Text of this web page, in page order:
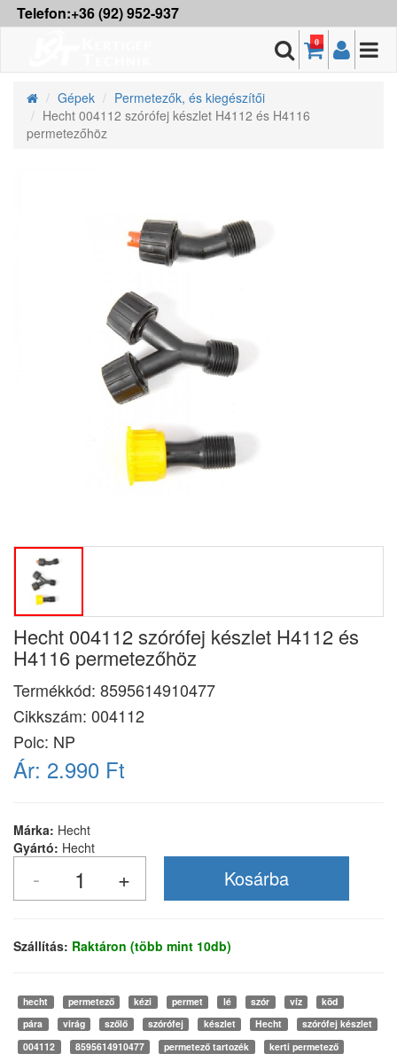
Telefon:+36 (92) 952-937
0
Gépek
Permetezők, és kiegészítői
Hecht 004112 szórófej készlet H4112 és H4116
permetezőhöz
Hecht 004112 szórófej készlet H4112 és
H4116 permetezőhöz
Termékkód: 8595614910477
Cikkszám: 004112
Polc: NP
Ár: 2.990 Ft
Márka: Hecht
Gyártó: Hecht
Szállítás: Raktáron (több mint 10db)
hecht permetező kézi permet lé szór víz
köd
pára
virág szőlő szórófej készlet Hecht
szórófej készlet
004112
8595614910477 permetező tartozék
kerti permetező